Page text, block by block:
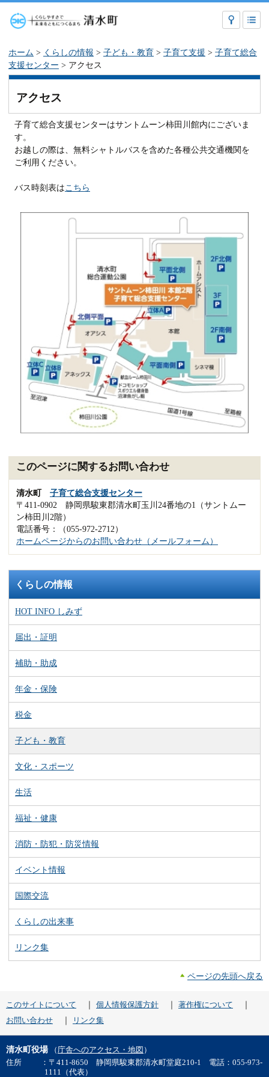
ホーム > くらしの情報 > 子ども・教育 > 子育て支援 > 子育て総合
支援センター > アクセス
アクセス
子育て総合支援センターはサントムーン柿田川館内にございま
す。
お越しの際は、無料シャトルバスを含めた各種公共交通機関を
ご利用ください。
バス時刻表はこちら
このページに関するお問い合わせ
清水町 子育て総合支援センター
〒411-0902 静岡県駿東郡清水町玉川24番地の1（サントムー
ン柿田川2階）
電話番号：（055-972-2712）
ホームページからのお問い合わせ（メールフォーム）
くらしの情報
HOT INFO しみず
届出・証明
補助・助成
年金・保険
税金
子ども・教育
文化・スポーツ
生活
福祉・健康
消防・防犯・防災情報
イベント情報
国際交流
くらしの出来事
リンク集
ページの先頭へ戻る
このサイトについて｜ 個人情報保護方針｜ 著作権について｜
お問い合わせ｜ リンク集
清水町役場（庁舎へのアクセス・地図 ）
住所
：〒411-8650 静岡県駿東郡清水町堂庭210-1 電話：055-973-
1111（代表）